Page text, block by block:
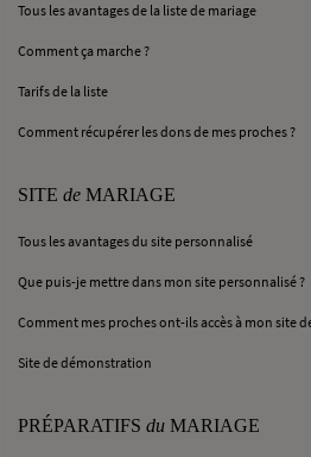
Tous les avantages de la liste de mariage
Comment ça marche ?
Tarifs de la liste
Comment récupérer les dons de mes proches ?
SITE de MARIAGE
Tous les avantages du site personnalisé
Que puis-je mettre dans mon site personnalisé ?
Comment mes proches ont-ils accès à mon site
Site de démonstration
PRÉPARATIFS du MARIAGE